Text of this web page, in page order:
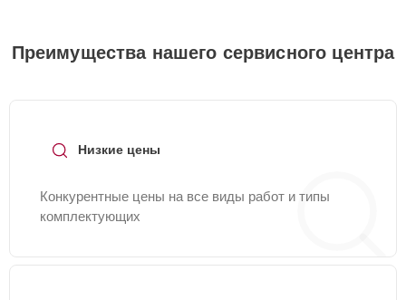
Преимущества нашего сервисного центра
Низкие цены
Конкурентные цены на все виды работ и типы
комплектующих